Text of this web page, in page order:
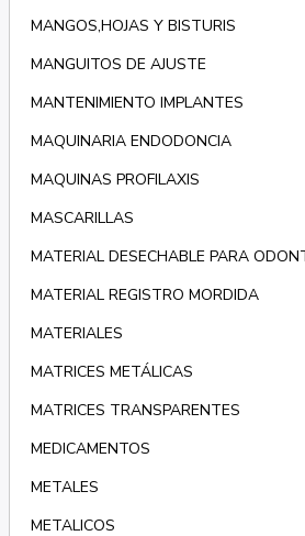
MANGOS,HOJAS Y BISTURIS
MANGUITOS DE AJUSTE
MANTENIMIENTO IMPLANTES
MAQUINARIA ENDODONCIA
MAQUINAS PROFILAXIS
MASCARILLAS
MATERIAL DESECHABLE PARA
MATERIAL REGISTRO MORDIDA
MATERIALES
MATRICES METÁLICAS
MATRICES TRANSPARENTES
MEDICAMENTOS
METALES
METALICOS